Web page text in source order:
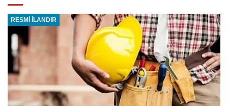
RESMİ İLANDIR